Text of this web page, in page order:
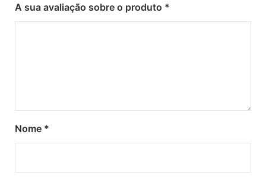
A sua avaliação sobre o produto *
Nome *